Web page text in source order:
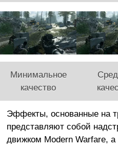
Минимальное
качество
Эффекты, основанные на
представляют собой
движком Modern Warfare,